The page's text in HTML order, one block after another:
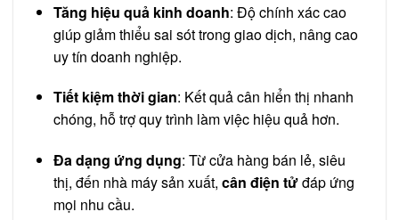
Tăng hiệu quả kinh doanh: Độ chính xác cao
giúp giảm thiểu sai sót trong giao dịch, nâng cao
uy tín doanh nghiệp.
Tiết kiệm thời gian: Kết quả cân hiển thị nhanh
chóng, hỗ trợ quy trình làm việc hiệu quả hơn.
Đa dạng ứng dụng: Từ cửa hàng bán lẻ, siêu
thị, đến nhà máy sản xuất, cân điện tửđáp ứng
mọi nhu cầu.